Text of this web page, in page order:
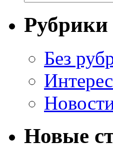
Рубрики
Без
Новые